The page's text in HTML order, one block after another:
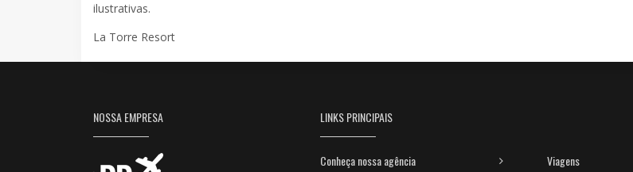
ilustrativas.
La Torre Resort
NOSSA EMPRESA LINKS PRINCIPAIS
Conheça nossa agência
Viagens